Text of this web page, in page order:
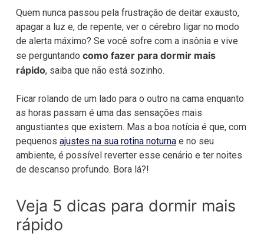
Quem nunca passou pela frustração de deitar exausto,
apagar a luz e, de repente, ver o cérebro ligar no modo
de alerta máximo? Se você sofre com a insônia e vive
se perguntando como fazer para dormir mais
rápido, saiba que não está sozinho.
Ficar rolando de um lado para o outro na cama enquanto
as horas passam é uma das sensações mais
angustiantes que existem. Mas a boa notícia é que, com
pequenos ajustes na sua rotina noturnae no seu
ambiente, é possível reverter esse cenário e ter noites
de descanso profundo. Bora lá?!
Veja 5 dicas para dormir mais
rápido